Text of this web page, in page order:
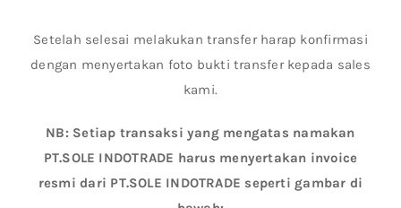
Setelah selesai melakukan transfer harap konfirmasi
dengan menyertakan foto bukti transfer kepada sales
kami.
NB: Setiap transaksi yang mengatas namakan
PT.SOLE INDOTRADE harus menyertakan invoice
resmi dari PT.SOLE INDOTRADE seperti gambar di